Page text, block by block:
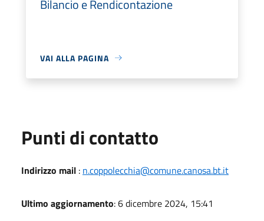
Bilancio e Rendicontazione
VAI ALLA PAGINA
Punti di contatto
Indirizzo mail : n.coppolecchia@comune.canosa.bt.it
Ultimo aggiornamento: 6 dicembre 2024, 15:41